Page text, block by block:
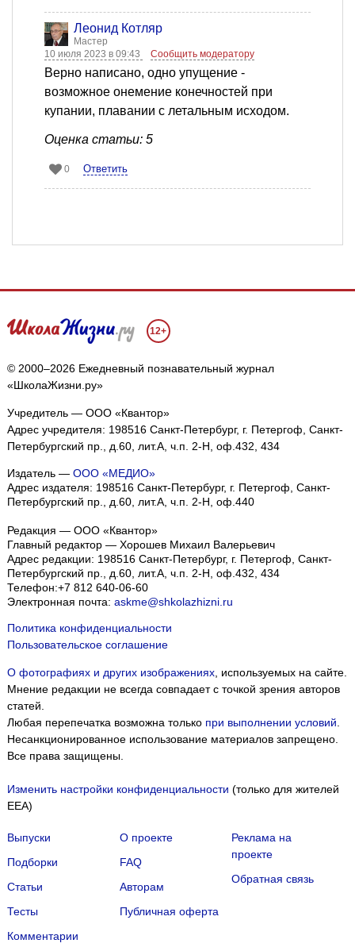
Леонид Котляр
Мастер
10 июля 2023 в 09:43
Сообщить модератору
Верно написано, одно упущение -
возможное онемение конечностей при
купании, плавании с летальным исходом.
Оценка статьи: 5
0 Ответить
12+
© 2000–2026 Ежедневный познавательный журнал
«ШколаЖизни.ру»
Учредитель — ООО «Квантор»
Адрес учредителя: 198516 Санкт-Петербург, г. Петергоф, Санкт-
Петербургский пр., д.60, лит.А, ч.п. 2-Н, оф.432, 434
Издатель — ООО «МЕДИО»
Адрес издателя: 198516 Санкт-Петербург, г. Петергоф, Санкт-
Петербургский пр., д.60, лит.А, ч.п. 2-Н, оф.440
Редакция — ООО «Квантор»
Главный редактор — Хорошев Михаил Валерьевич
Адрес редакции: 198516 Санкт-Петербург, г. Петергоф, Санкт-
Петербургский пр., д.60, лит.А, ч.п. 2-Н, оф.432, 434
Телефон:+7 812 640-06-60
Электронная почта: askme@shkolazhizni.ru
Политика конфиденциальности
Пользовательское соглашение
О фотографиях и других изображениях, используемых на сайте.
Мнение редакции не всегда совпадает с точкой зрения авторов
статей.
Любая перепечатка возможна только при выполнении условий.
Несанкционированное использование материалов запрещено.
Все права защищены.
Изменить настройки конфиденциальности (только для жителей
EEA)
Выпуски
Подборки
Статьи
Тесты
Комментарии
О проекте
FAQ
Авторам
Публичная оферта
Реклама на
проекте
Обратная связь